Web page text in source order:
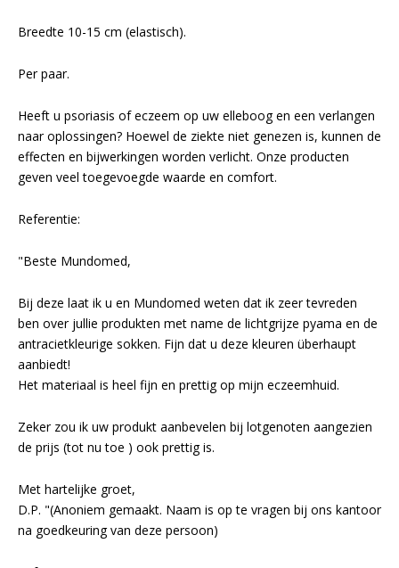
Breedte 10-15 cm (elastisch).
Per paar.
Heeft u psoriasis of eczeem op uw elleboog en een verlangen
naar oplossingen? Hoewel de ziekte niet genezen is, kunnen de
effecten en bijwerkingen worden verlicht. Onze producten
geven veel toegevoegde waarde en comfort.
Referentie:
"Beste Mundomed,
Bij deze laat ik u en Mundomed weten dat ik zeer tevreden
ben over jullie produkten met name de lichtgrijze pyama en de
antracietkleurige sokken. Fijn dat u deze kleuren überhaupt
aanbiedt!
Het materiaal is heel fijn en prettig op mijn eczeemhuid.
Zeker zou ik uw produkt aanbevelen bij lotgenoten aangezien
de prijs (tot nu toe ) ook prettig is.
Met hartelijke groet,
D.P. "(Anoniem gemaakt. Naam is op te vragen bij ons kantoor
na goedkeuring van deze persoon)